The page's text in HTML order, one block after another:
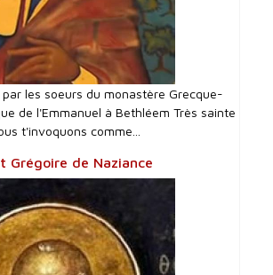
les soeurs du monastère Grecque-
de l'Emmanuel à Bethléem Très sainte
t'invoquons comme...
Grégoire de Naziance